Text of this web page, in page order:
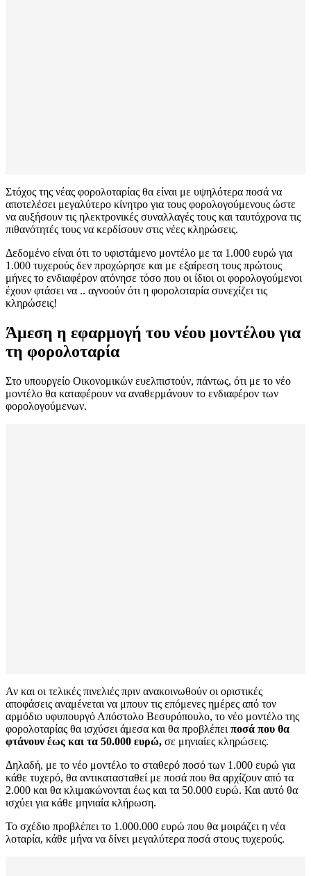
Στόχος της νέας φορολοταρίας θα είναι με υψηλότερα ποσά να
αποτελέσει μεγαλύτερο κίνητρο για τους φορολογούμενους ώστε
να αυξήσουν τις ηλεκτρονικές συναλλαγές τους και ταυτόχρονα τις
πιθανότητές τους να κερδίσουν στις νέες κληρώσεις.
Δεδομένο είναι ότι το υφιστάμενο μοντέλο με τα 1.000 ευρώ για
1.000 τυχερούς δεν προχώρησε και με εξαίρεση τους πρώτους
μήνες το ενδιαφέρον ατόνησε τόσο που οι ίδιοι οι φορολογούμενοι
έχουν φτάσει να .. αγνοούν ότι η φορολοταρία συνεχίζει τις
κληρώσεις!
Άμεση η εφαρμογή του νέου μοντέλου για
τη φορολοταρία
Στο υπουργείο Οικονομικών ευελπιστούν, πάντως, ότι με το νέο
μοντέλο θα καταφέρουν να αναθερμάνουν το ενδιαφέρον των
φορολογούμενων.
Αν και οι τελικές πινελιές πριν ανακοινωθούν οι οριστικές
αποφάσεις αναμένεται να μπουν τις επόμενες ημέρες από τον
αρμόδιο υφυπουργό Απόστολο Βεσυρόπουλο, το νέο μοντέλο της
φορολοταρίας θα ισχύσει άμεσα και θα προβλέπει ποσά που θα
φτάνουν έως και τα 50.000 ευρώ, σε μηνιαίες κληρώσεις.
Δηλαδή, με το νέο μοντέλο το σταθερό ποσό των 1.000 ευρώ για
κάθε τυχερό, θα αντικατασταθεί με ποσά που θα αρχίζουν από τα
2.000 και θα κλιμακώνονται έως και τα 50.000 ευρώ. Και αυτό θα
ισχύει για κάθε μηνιαία κλήρωση.
Το σχέδιο προβλέπει το 1.000.000 ευρώ που θα μοιράζει η νέα
λοταρία, κάθε μήνα να δίνει μεγαλύτερα ποσά στους τυχερούς.